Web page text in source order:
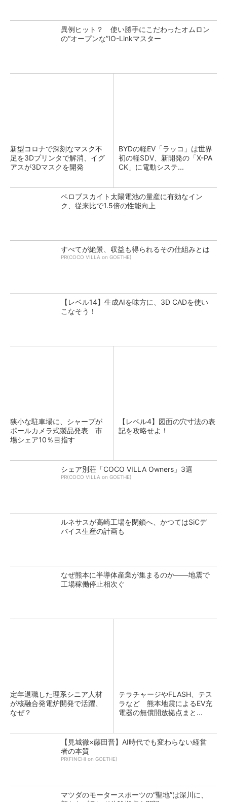
異例ヒット？ 使い勝手にこだわったオムロン
の“オープンな”IO-Linkマスター
新型コロナで深刻なマスク不
足を3Dプリンタで解消、イグ
アスが3Dマスクを開発
BYDの軽EV「ラッコ」は世界
初の軽SDV、新開発の「X-PA
CK」に電動システ...
ペロブスカイト太陽電池の量産に有効なイン
ク、従来比で1.5倍の性能向上
すべてが絶景、収益も得られるその仕組みとは
PR(COCO VILLA on GOETHE)
【レベル14】生成AIを味方に、3D CADを使い
こなそう！
狭小な駐車場に、シャープが
ポールカメラ式製品発表 市
場シェア10％目指す
【レベル4】図面の穴寸法の表
記を攻略せよ！
シェア別荘「COCO VILLA Owners」3選
PR(COCO VILLA on GOETHE)
ルネサスが高崎工場を閉鎖へ、かつてはSiCデ
バイス生産の計画も
なぜ熊本に半導体産業が集まるのか――地震で
工場稼働停止相次ぐ
定年退職した理系シニア人材
が核融合発電炉開発で活躍、
なぜ？
テラチャージやFLASH、テス
ラなど 熊本地震によるEV充
電器の無償開放拠点まと...
【見城徹×藤田晋】AI時代でも変わらない経営
者の本質
PR(FINCHI on GOETHE)
マツダのモータースポーツの“聖地”は深川に、